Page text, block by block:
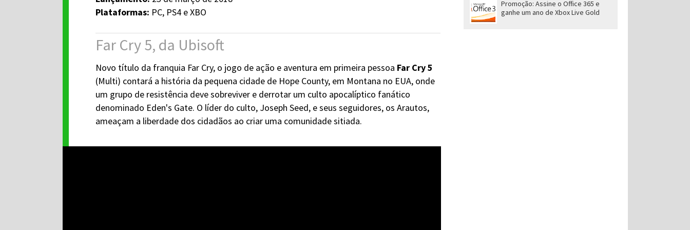
Plataformas: PC, PS4 e XBO
Far Cry 5, da Ubisoft
Novo título da franquia Far Cry, o jogo de ação e aventura em primeira pessoa Far Cry 5
(Multi) contará a história da pequena cidade de Hope County, em Montana no EUA, onde
um grupo de resistência deve sobreviver e derrotar um culto apocalíptico fanático
denominado Eden's Gate. O líder do culto, Joseph Seed, e seus seguidores, os Arautos,
ameaçam a liberdade dos cidadãos ao criar uma comunidade sitiada.
Promoção: Assine o Office 365 e
ganhe um ano de Xbox Live Gold